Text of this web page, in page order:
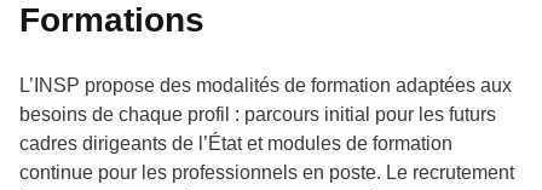
Formations
L’INSP propose des modalités de formation adaptées aux
besoins de chaque profil : parcours initial pour les futurs
cadres dirigeants de l’État et modules de formation
continue pour les professionnels en poste. Le recrutement